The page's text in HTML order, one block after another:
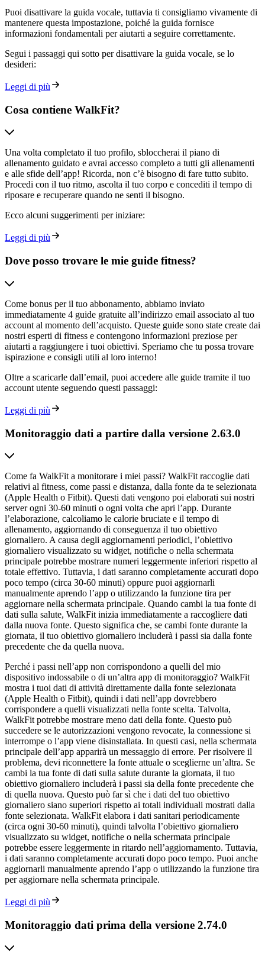
Puoi disattivare la guida vocale, tuttavia ti consigliamo vivamente di
mantenere questa impostazione, poiché la guida fornisce
informazioni fondamentali per aiutarti a seguire correttamente.
Segui i passaggi qui sotto per disattivare la guida vocale, se lo
desideri:
Leggi di più
Cosa contiene WalkFit?
Una volta completato il tuo profilo, sbloccherai il piano di
allenamento guidato e avrai accesso completo a tutti gli allenamenti
e alle sfide dell’app! Ricorda, non c’è bisogno di fare tutto subito.
Procedi con il tuo ritmo, ascolta il tuo corpo e concediti il tempo di
riposare e recuperare quando ne senti il bisogno.
Ecco alcuni suggerimenti per iniziare:
Leggi di più
Dove posso trovare le mie guide fitness?
Come bonus per il tuo abbonamento, abbiamo inviato
immediatamente 4 guide gratuite all’indirizzo email associato al tuo
account al momento dell’acquisto. Queste guide sono state create dai
nostri esperti di fitness e contengono informazioni preziose per
aiutarti a raggiungere i tuoi obiettivi. Speriamo che tu possa trovare
ispirazione e consigli utili al loro interno!
Oltre a scaricarle dall’email, puoi accedere alle guide tramite il tuo
account utente seguendo questi passaggi:
Leggi di più
Monitoraggio dati a partire dalla versione 2.63.0
Come fa WalkFit a monitorare i miei passi? WalkFit raccoglie dati
relativi al fitness, come passi e distanza, dalla fonte da te selezionata
(Apple Health o Fitbit). Questi dati vengono poi elaborati sui nostri
server ogni 30-60 minuti o ogni volta che apri l’app. Durante
l’elaborazione, calcoliamo le calorie bruciate e il tempo di
allenamento, aggiornando di conseguenza il tuo obiettivo
giornaliero. A causa degli aggiornamenti periodici, l’obiettivo
giornaliero visualizzato su widget, notifiche o nella schermata
principale potrebbe mostrare numeri leggermente inferiori rispetto al
totale effettivo. Tuttavia, i dati saranno completamente accurati dopo
poco tempo (circa 30-60 minuti) oppure puoi aggiornarli
manualmente aprendo l’app o utilizzando la funzione tira per
aggiornare nella schermata principale. Quando cambi la tua fonte di
dati sulla salute, WalkFit inizia immediatamente a raccogliere dati
dalla nuova fonte. Questo significa che, se cambi fonte durante la
giornata, il tuo obiettivo giornaliero includerà i passi sia dalla fonte
precedente che da quella nuova.
Perché i passi nell’app non corrispondono a quelli del mio
dispositivo indossabile o di un’altra app di monitoraggio? WalkFit
mostra i tuoi dati di attività direttamente dalla fonte selezionata
(Apple Health o Fitbit), quindi i dati nell’app dovrebbero
corrispondere a quelli visualizzati nella fonte scelta. Talvolta,
WalkFit potrebbe mostrare meno dati della fonte. Questo può
succedere se le autorizzazioni vengono revocate, la connessione si
interrompe o l’app viene disinstallata. In questi casi, nella schermata
principale dell’app apparirà un messaggio di errore. Per risolvere il
problema, devi riconnettere la fonte attuale o sceglierne un’altra. Se
cambi la tua fonte di dati sulla salute durante la giornata, il tuo
obiettivo giornaliero includerà i passi sia della fonte precedente che
di quella nuova. Questo può far sì che i dati del tuo obiettivo
giornaliero siano superiori rispetto ai totali individuali mostrati dalla
fonte selezionata. WalkFit elabora i dati sanitari periodicamente
(circa ogni 30-60 minuti), quindi talvolta l’obiettivo giornaliero
visualizzato su widget, notifiche o nella schermata principale
potrebbe essere leggermente in ritardo nell’aggiornamento. Tuttavia,
i dati saranno completamente accurati dopo poco tempo. Puoi anche
aggiornarli manualmente aprendo l’app o utilizzando la funzione tira
per aggiornare nella schermata principale.
Leggi di più
Monitoraggio dati prima della versione 2.74.0